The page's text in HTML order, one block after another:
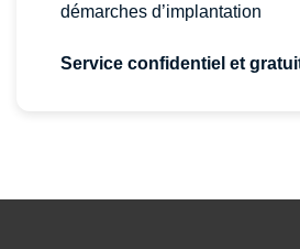
démarches d’implantation
Service confidentiel et